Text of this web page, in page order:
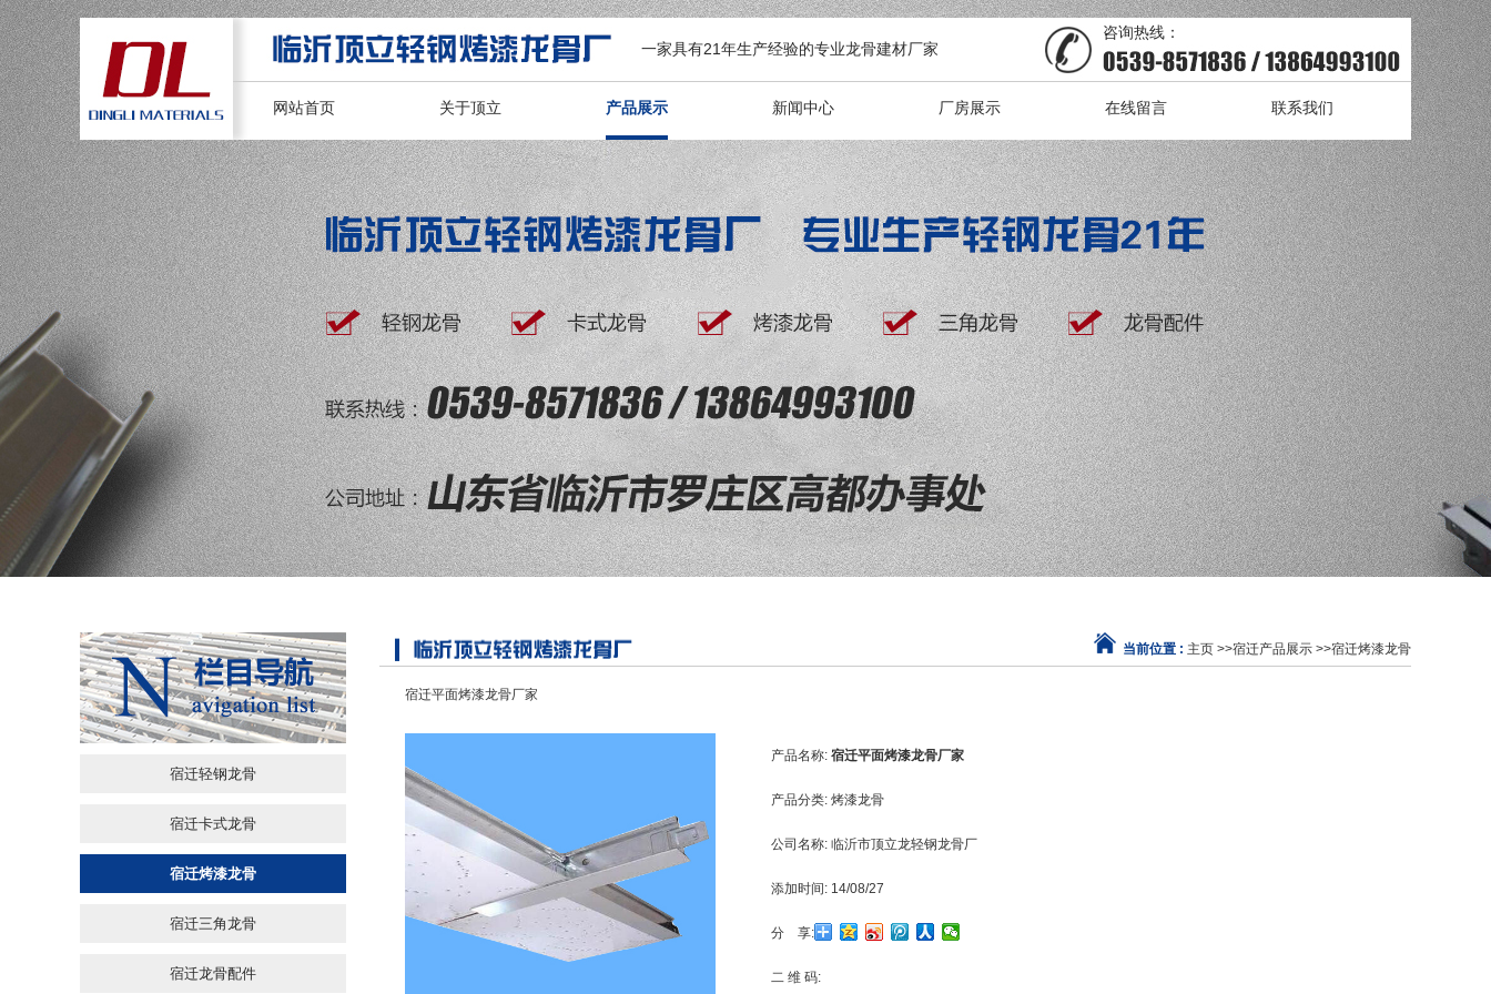
一家具有21年生产经验的专业龙骨建材厂家
咨询热线：
网站首页 关于顶立 产品展示 新闻中心 厂房展示 在线留言 联系我们
当前位置 : 主页 >>宿迁产品展示 >>宿迁烤漆龙骨
宿迁平面烤漆龙骨厂家
产品名称: 宿迁平面烤漆龙骨厂家
产品分类: 烤漆龙骨
公司名称: 临沂市顶立龙轻钢龙骨厂
添加时间: 14/08/27
分 享:
二 维 码:
宿迁轻钢龙骨
宿迁卡式龙骨
宿迁烤漆龙骨
宿迁三角龙骨
宿迁龙骨配件